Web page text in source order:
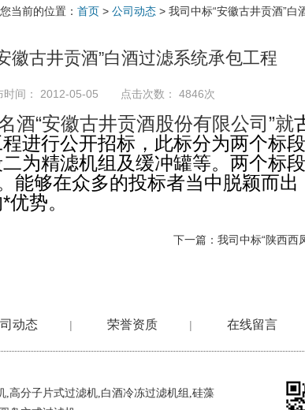
您当前的位置： 首页 > 公司动态 > 我司中标“安徽古井贡酒”白
徽古井贡酒”白酒过滤系统承包工程
时间： 2012-05-05 点击次数： 4846次
酒“安徽古井贡酒股份有限公司”就
进行公开招标，此标分为两个标
为精滤机组及缓冲罐等。两个标
能够在众多的投标者当中脱颖而出
势。
下一篇： 我司中标“陕西西
动态 | 荣誉资质 | 在线留言
,高分子片式过滤机,白酒冷冻过滤机组 ,硅藻